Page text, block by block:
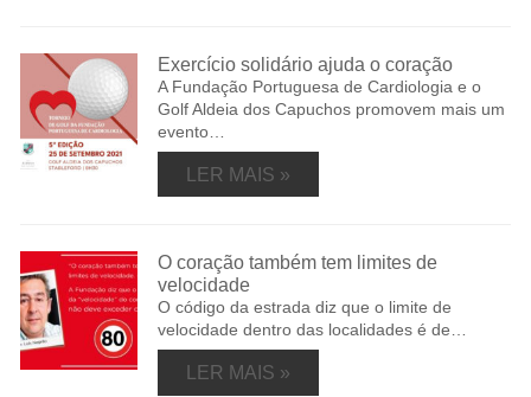
Exercício solidário ajuda o coração
A Fundação Portuguesa de Cardiologia e o
Golf Aldeia dos Capuchos promovem mais um
evento…
LER MAIS »
O coração também tem limites de
velocidade
O código da estrada diz que o limite de
velocidade dentro das localidades é de…
LER MAIS »